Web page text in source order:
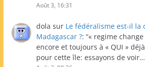
Août 3, 16:31
dola sur Le fédéralisme est-il la
Madagascar ?: “« regime
encore et toujours à « QUI »
pour cette île: essayons de voir…